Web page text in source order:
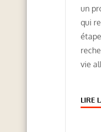
un
qui
vie
LIRE